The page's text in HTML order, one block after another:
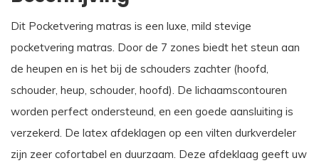
Dit Pocketvering matras is een luxe, mild stevige
pocketvering matras. Door de 7 zones biedt het steun aan
de heupen en is het bij de schouders zachter (hoofd,
schouder, heup, schouder, hoofd). De lichaamscontouren
worden perfect ondersteund, en een goede aansluiting is
verzekerd. De latex afdeklagen op een vilten durkverdeler
zijn zeer cofortabel en duurzaam. Deze afdeklaag geeft uw